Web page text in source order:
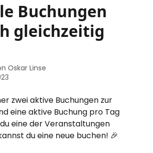
Buchungen
gleichzeitig
Oskar Linse
zwei aktive Buchungen zur
eine aktive Buchung pro Tag
eine der Veranstaltungen
du eine neue buchen! 🎉